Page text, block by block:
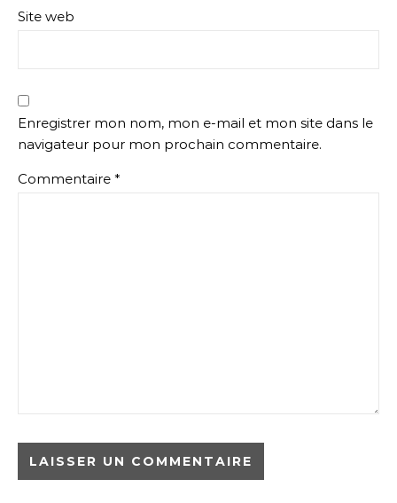
Site web
Enregistrer mon nom, mon e-mail et mon site dans le
navigateur pour mon prochain commentaire.
Commentaire *